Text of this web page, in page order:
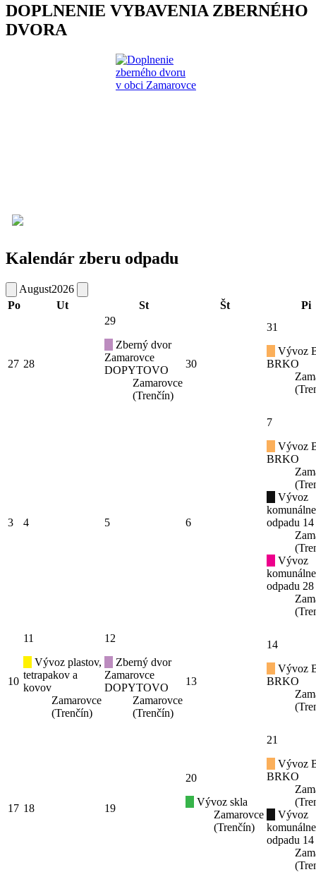
DOPLNENIE VYBAVENIA ZBERNÉHO
DVORA
Kalendár zberu odpadu
August2026
Po
Ut St Št Pi
27 28
29
Zberný dvor
Zamarovce
DOPYTOVO
Zamarovce
(Trenčín)
30
31
Vývoz
BRKO
3 4 5 6
7
Vývoz
BRKO
Vývoz
odpadu
Vývoz
odpadu
10
11
Vývoz plastov,
tetrapakov a
kovov
Zamarovce
(Trenčín)
12
Zberný dvor
Zamarovce
DOPYTOVO
Zamarovce
(Trenčín)
13
14
Vývoz
BRKO
17 18 19
20
Vývoz skla
Zamarovce
(Trenčín)
21
Vývoz
BRKO
Vývoz
odpadu